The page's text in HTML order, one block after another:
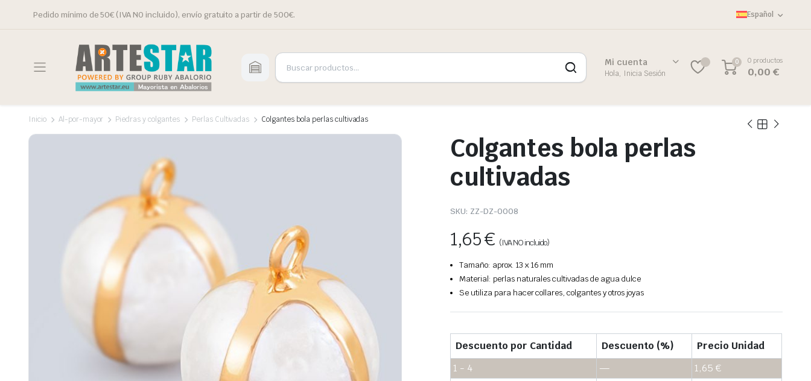
Pedido mínimo de 50€ (IVA NO incluido), envío gratuito a partir de 500€. Español
Mi cuenta
Hola, Inicia Sesión
0 0 productos
0,00€
Inicio Al-por-mayor Piedras y colgantes Perlas Cultivadas Colgantes bola perlas cultivadas
Colgantes bola perlas
cultivadas
SKU: ZZ-DZ-0008
1,65€ (IVA NO incluido)
Tamaño: aprox. 13 x 16 mm
Material: perlas naturales cultivadas de agua dulce
Se utiliza para hacer collares, colgantes y otros joyas
Descuento por Cantidad Descuento (%)
Precio Unidad
1 - 4
— 1,65€